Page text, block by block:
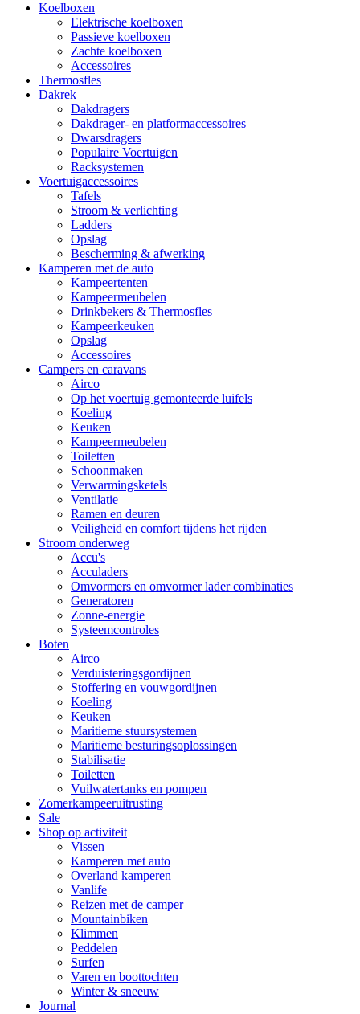
Koelboxen
Elektrische koelboxen
Passieve koelboxen
Zachte koelboxen
Accessoires
Thermosfles
Dakrek
Dakdragers
Dakdrager- en platformaccessoires
Dwarsdragers
Populaire Voertuigen
Racksystemen
Voertuigaccessoires
Tafels
Stroom & verlichting
Ladders
Opslag
Bescherming & afwerking
Kamperen met de auto
Kampeertenten
Kampeermeubelen
Drinkbekers & Thermosfles
Kampeerkeuken
Opslag
Accessoires
Campers en caravans
Airco
Op het voertuig gemonteerde luifels
Koeling
Keuken
Kampeermeubelen
Toiletten
Schoonmaken
Verwarmingsketels
Ventilatie
Ramen en deuren
Veiligheid en comfort tijdens het rijden
Stroom onderweg
Accu's
Acculaders
Omvormers en omvormer lader combinaties
Generatoren
Zonne-energie
Systeemcontroles
Boten
Airco
Verduisteringsgordijnen
Stoffering en vouwgordijnen
Koeling
Keuken
Maritieme stuursystemen
Maritieme besturingsoplossingen
Stabilisatie
Toiletten
Vuilwatertanks en pompen
Zomerkampeeruitrusting
Sale
Shop op activiteit
Vissen
Kamperen met auto
Overland kamperen
Vanlife
Reizen met de camper
Mountainbiken
Klimmen
Peddelen
Surfen
Varen en boottochten
Winter & sneeuw
Journal